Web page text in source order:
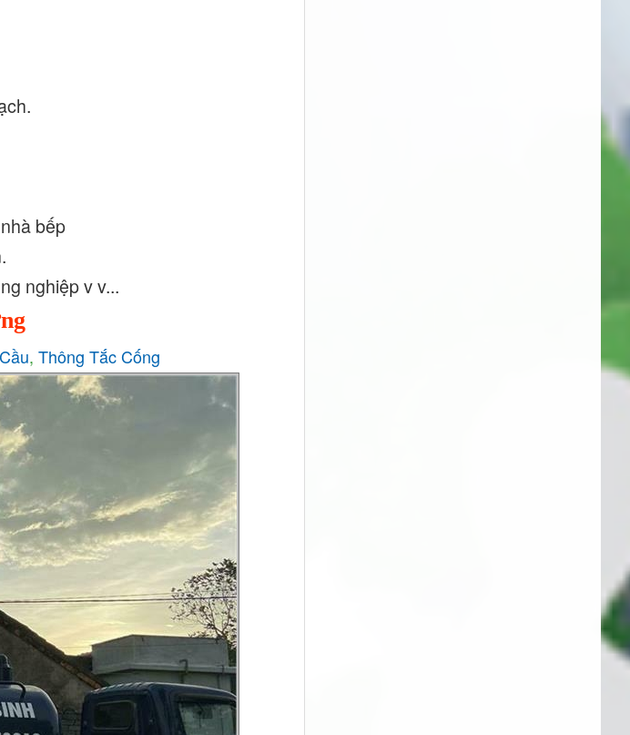
bếp
nghiệp v v...
, Thông Tắc Cống